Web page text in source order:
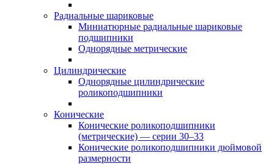
Радиальные шариковые
Миниатюрные радиальные шариковые
подшипники
Однорядные метрические
Цилиндрические
Однорядные цилиндрические
роликоподшипники
Конические
Конические роликоподшипники
(метрические) — серии 30–33
Конические роликоподшипники дюймовой
размерности